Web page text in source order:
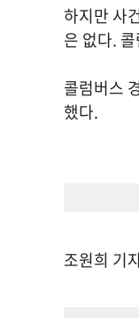
하지만 사
은 없다.
콜럼버스
했다.
조원희 기